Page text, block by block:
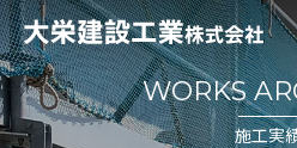
WORKS
施工実